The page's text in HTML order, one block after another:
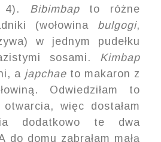
4). Bibimbapto różne
(wołowina bulgogi,
w jednym pudełku
sosami. Kimbap
a japchae to makaron z
Odwiedziłam to
więc dostałam
dodatkowo te dwa
do domu zabrałam małą